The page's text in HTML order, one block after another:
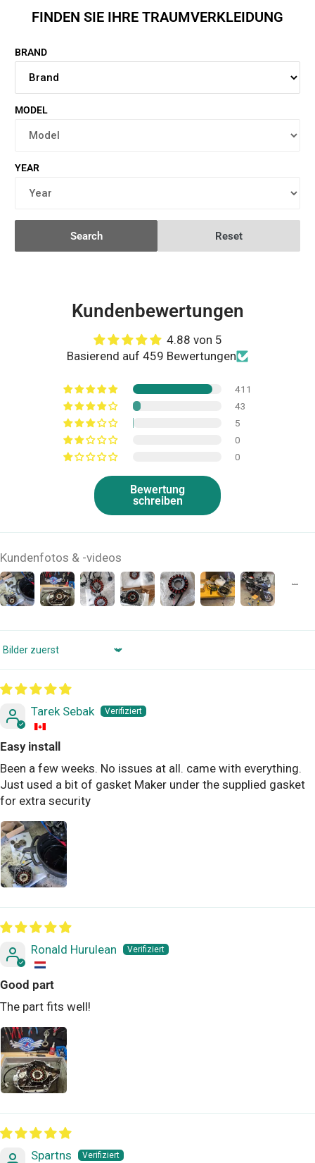
FINDEN SIE IHRE TRAUMVERKLEIDUNG
BRAND
MODEL
YEAR
Search Reset
Kundenbewertungen
4.88 von 5
Basierend auf 459 Bewertungen
411
43
5
0
0
Bewertung
schreiben
Kundenfotos & -videos
Sort by
Tarek Sebak
Easy install
Been a few weeks. No issues at all. came with everything.
Just used a bit of gasket Maker under the supplied gasket
for extra security
Ronald Hurulean
Good part
The part fits well!
Spartns